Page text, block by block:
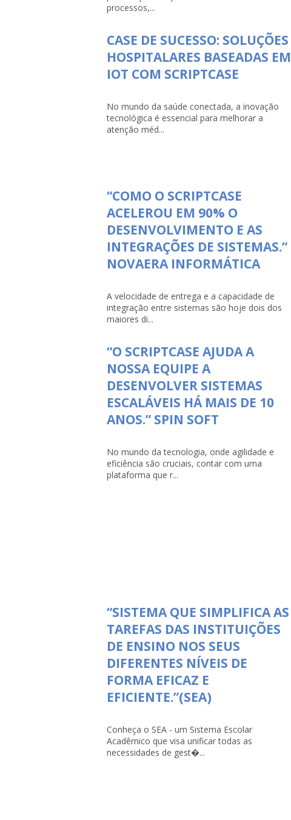
processos,...
CASE DE SUCESSO: SOLUÇÕES
HOSPITALARES BASEADAS EM
IOT COM SCRIPTCASE
No mundo da saúde conectada, a inovação
tecnológica é essencial para melhorar a
atenção méd...
“COMO O SCRIPTCASE
ACELEROU EM 90% O
DESENVOLVIMENTO E AS
INTEGRAÇÕES DE SISTEMAS.”
NOVAERA INFORMÁTICA
A velocidade de entrega e a capacidade de
integração entre sistemas são hoje dois dos
maiores di...
“O SCRIPTCASE AJUDA A
NOSSA EQUIPE A
DESENVOLVER SISTEMAS
ESCALÁVEIS HÁ MAIS DE 10
ANOS.” SPIN SOFT
No mundo da tecnologia, onde agilidade e
eficiência são cruciais, contar com uma
plataforma que r...
“SISTEMA QUE SIMPLIFICA AS
TAREFAS DAS INSTITUIÇÕES
DE ENSINO NOS SEUS
DIFERENTES NÍVEIS DE
FORMA EFICAZ E
EFICIENTE.”(SEA)
Conheça o SEA - um Sistema Escolar
Acadêmico que visa unificar todas as
necessidades de gest�...